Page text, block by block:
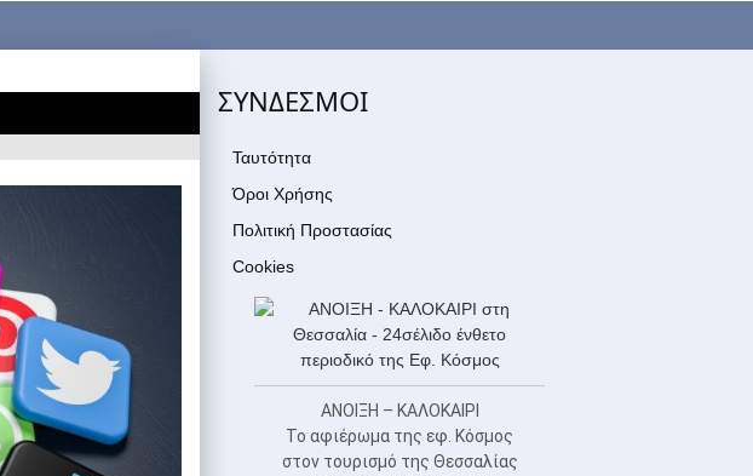
ΣΥΝΔΕΣΜΟΙ
Ταυτότητα
Όροι Χρήσης
Πολιτική Προστασίας
Cookies
ΑΝΟΙΞΗ – ΚΑΛΟΚΑΙΡΙ
Το αφιέρωμα της εφ. Κόσμος
στον τουρισμό της Θεσσαλίας